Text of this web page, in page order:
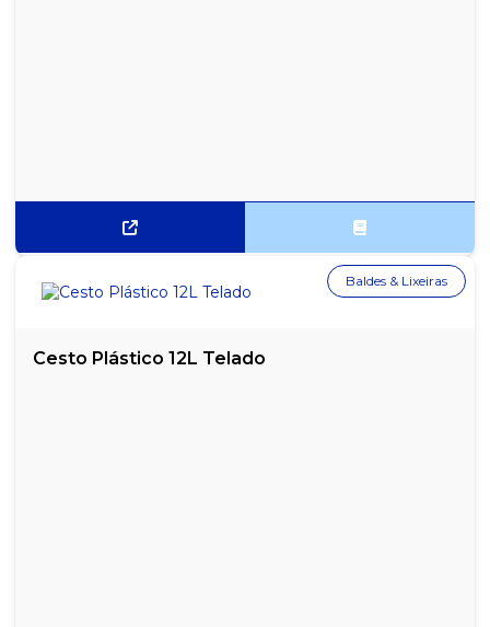
Cesto Plástico 12L Telado
Baldes & Lixeiras